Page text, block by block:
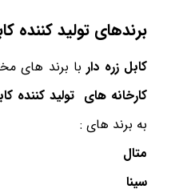
برندهای تولید کننده کابل ۶*۲ زره دار در
کابل زره دار با برند های
کارخانه های تولید کننده
به برند های :
متال
سینا